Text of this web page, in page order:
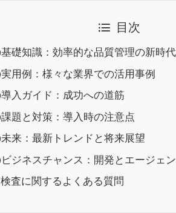
目次
礎知識：効率的な品質管理の新時代
用例：様々な業界での活用事例
入ガイド：成功への道筋
題と対策：導入時の注意点
来：最新トレンドと将来展望
ジネスチャンス：開発とエージェ
査に関するよくある質問